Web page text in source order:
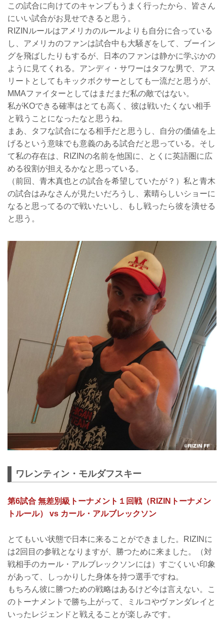
この試合に向けてのキャンプもうまく行ったから、皆さん
にいい試合がお見せできると思う。
RIZINルールはアメリカのルールよりも自分に合っている
し、アメリカのファンは試合中も大騒ぎをして、ブーイン
グを飛ばしたりもするが、日本のファンは静かに学ぶかの
ように見てくれる。アンディ・サワーはタフな男で、アス
リートとしてもキックボクサーとしても一流だと思うが、
MMAファイターとしてはまだまだ私の敵ではない。
私がKOできる確率はとても高く、彼は戦いたくない相手
と戦うことになったなと思うね。
まあ、タフな試合になる相手だと思うし、自分の価値を上
げるという意味でも意義のある試合だと思っている。そし
て私の存在は、RIZINの名前を他国に、とくに英語圏に広
める役割が担えるかなと思っている。
（前回、青木真也との試合を希望していたが？）私と青木
の試合はみなさんが見たいだろうし、素晴らしいショーに
なると思ってるので戦いたいし、もし戦ったら彼を潰せる
と思う。
ワレンティン・モルダフスキー
第6試合 無差別級トーナメント１回戦（RIZINトーナメン
トルール） vs カール・アルブレックソン
とてもいい状態で日本に来ることができました。RIZINに
は2回目の参戦となりますが、勝つために来ました。（対
戦相手のカール・アルブレックソンには）すごくいい印象
があって、しっかりした身体を持つ選手ですね。
もちろん彼に勝つための戦略はあるけど今は言えない。こ
のトーナメントで勝ち上がって、ミルコやヴァンダレイと
いったレジェンドと戦えることが楽しみです。